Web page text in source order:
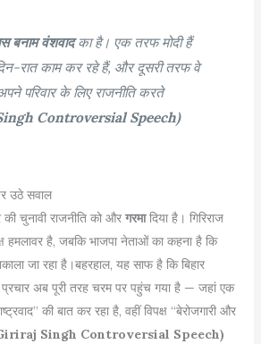
बनाम वंशवादका है। एक तरफ मोदी हैं
रात काम कर रहे हैं, और दूसरी तरफ वे
परिवार के लिए राजनीति करते
Controversial Speech)
उठे सवाल
चुनावी राजनीति को और गरमादिया है। गिरिराज
हमलावर है, जबकि भाजपा नेताओं का कहना है कि
जा रहा है।बहरहाल, यह साफ है कि बिहार
अब पूरी तरह चरम पर पहुंच गया है — जहां एक
की बात कर रहा है, वहीं विपक्ष “बेरोजगारी और
Singh Controversial Speech)